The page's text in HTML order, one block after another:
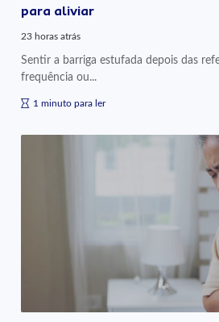
para aliviar
23 horas atrás
Sentir a barriga estufada depois das
frequência ou...
1 minuto para ler